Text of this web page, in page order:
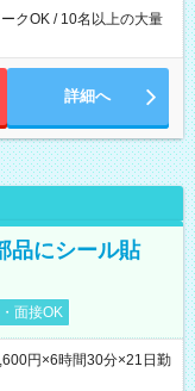
クOK / 10名以上の大量
詳細へ
品にシール貼
面接OK
円×6時間30分×21日勤